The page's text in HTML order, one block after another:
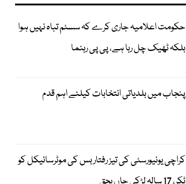
حکومت اعلامیہ جاری کرے کہ سسٹم تباہ نہیں ہوا
بلکہ ٹھیک چل رہا ہے، پی پی رہنما
پنجاب میں بلدیاتی انتخابات کیلئے اہم قدم
کراچی یونیورسٹی کی تیز رفتار بس کی موٹرسائیکل کو